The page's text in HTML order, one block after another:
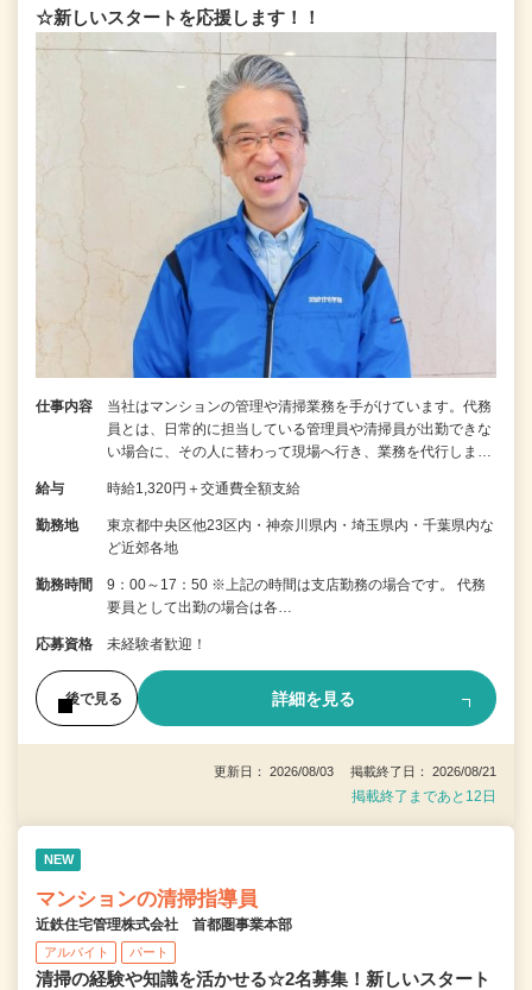
☆新しいスタートを応援します！！
仕事内容
当社はマンションの管理や清掃業務を手がけています。代務
員とは、日常的に担当している管理員や清掃員が出勤できな
い場合に、その人に替わって現場へ行き、業務を代行しま…
給与 時給1,320円＋交通費全額支給
勤務地
東京都中央区他23区内・神奈川県内・埼玉県内・千葉県内な
ど近郊各地
勤務時間
9：00～17：50 ※上記の時間は支店勤務の場合です。 代務
要員として出勤の場合は各…
応募資格 未経験者歓迎！
後で見る 詳細を見る
更新日： 2026/08/03 掲載終了日： 2026/08/21
掲載終了まであと12日
NEW
マンションの清掃指導員
近鉄住宅管理株式会社 首都圏事業本部
アルバイト パート
清掃の経験や知識を活かせる☆2名募集！新しいスタート